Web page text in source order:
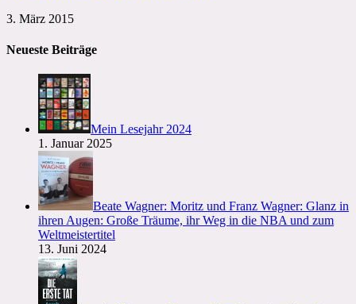
3. März 2015
Neueste Beiträge
Mein Lesejahr 2024
1. Januar 2025
Beate Wagner: Moritz und Franz Wagner: Glanz in
ihren Augen: Große Träume, ihr Weg in die NBA und zum
Weltmeistertitel
13. Juni 2024